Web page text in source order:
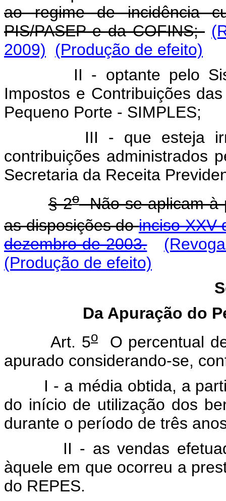
ao regime de incidência
PIS/PASEP e da COFINS;
2009)
(Produção de efeito)
II - optante pelo
Impostos e Contribuições
Pequeno Porte - SIMPLES;
III - que esteja
contribuições administrados
Secretaria da Receita
§ 2oNão se aplicam à
as disposições doinciso XXV
dezembro de 2003.
(Produção de efeito)
Da Apuração do
Art. 5oO percentual
apurado considerando-se,
I - a média obtida, a partir
do início de utilização dos
durante o período de três
II - as vendas efetuadas
àquele em que ocorreu a
do REPES.